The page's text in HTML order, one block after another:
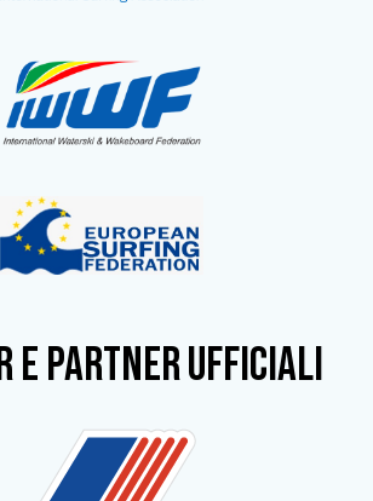
e partner ufficiali